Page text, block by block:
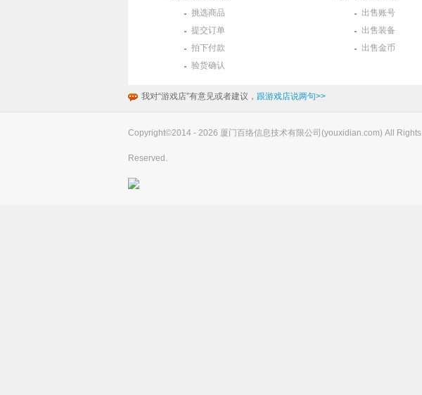
挑选商品
提交订单
拍下付款
验货确认
出售账号
出售装备
出售金币
我对“游戏店”有意见或者建议， 跟游戏店说两句>>
Copyright©2014 - 2026 厦门百络信息技术有限公司(youxidian.com) All Rights
Reserved.